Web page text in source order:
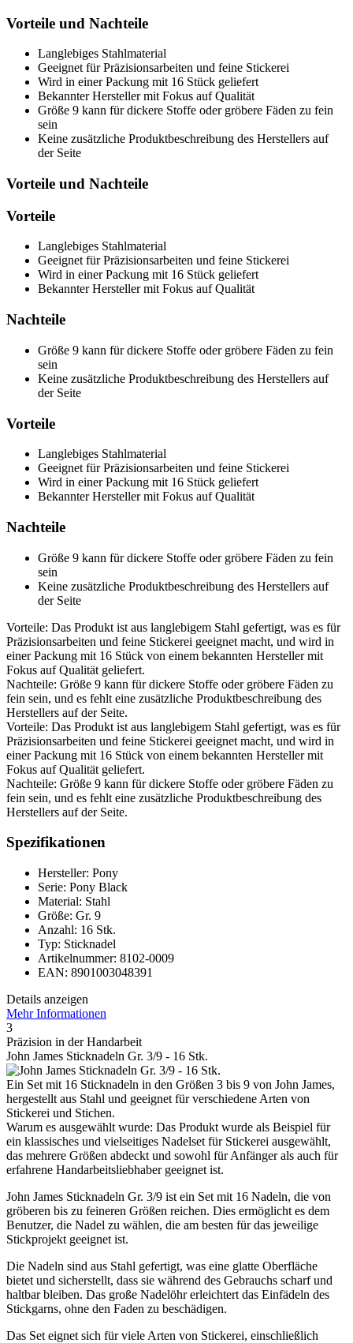
Vorteile und Nachteile
Langlebiges Stahlmaterial
Geeignet für Präzisionsarbeiten und feine Stickerei
Wird in einer Packung mit 16 Stück geliefert
Bekannter Hersteller mit Fokus auf Qualität
Größe 9 kann für dickere Stoffe oder gröbere Fäden zu fein
sein
Keine zusätzliche Produktbeschreibung des Herstellers auf
der Seite
Vorteile und Nachteile
Vorteile
Langlebiges Stahlmaterial
Geeignet für Präzisionsarbeiten und feine Stickerei
Wird in einer Packung mit 16 Stück geliefert
Bekannter Hersteller mit Fokus auf Qualität
Nachteile
Größe 9 kann für dickere Stoffe oder gröbere Fäden zu fein
sein
Keine zusätzliche Produktbeschreibung des Herstellers auf
der Seite
Vorteile
Langlebiges Stahlmaterial
Geeignet für Präzisionsarbeiten und feine Stickerei
Wird in einer Packung mit 16 Stück geliefert
Bekannter Hersteller mit Fokus auf Qualität
Nachteile
Größe 9 kann für dickere Stoffe oder gröbere Fäden zu fein
sein
Keine zusätzliche Produktbeschreibung des Herstellers auf
der Seite
Vorteile: Das Produkt ist aus langlebigem Stahl gefertigt, was es für
Präzisionsarbeiten und feine Stickerei geeignet macht, und wird in
einer Packung mit 16 Stück von einem bekannten Hersteller mit
Fokus auf Qualität geliefert.
Nachteile: Größe 9 kann für dickere Stoffe oder gröbere Fäden zu
fein sein, und es fehlt eine zusätzliche Produktbeschreibung des
Herstellers auf der Seite.
Vorteile: Das Produkt ist aus langlebigem Stahl gefertigt, was es für
Präzisionsarbeiten und feine Stickerei geeignet macht, und wird in
einer Packung mit 16 Stück von einem bekannten Hersteller mit
Fokus auf Qualität geliefert.
Nachteile: Größe 9 kann für dickere Stoffe oder gröbere Fäden zu
fein sein, und es fehlt eine zusätzliche Produktbeschreibung des
Herstellers auf der Seite.
Spezifikationen
Hersteller: Pony
Serie: Pony Black
Material: Stahl
Größe: Gr. 9
Anzahl: 16 Stk.
Typ: Sticknadel
Artikelnummer: 8102-0009
EAN: 8901003048391
Details anzeigen
Mehr Informationen
3
Präzision in der Handarbeit
John James Sticknadeln Gr. 3/9 - 16 Stk.
Ein Set mit 16 Sticknadeln in den Größen 3 bis 9 von John James,
hergestellt aus Stahl und geeignet für verschiedene Arten von
Stickerei und Stichen.
Warum es ausgewählt wurde: Das Produkt wurde als Beispiel für
ein klassisches und vielseitiges Nadelset für Stickerei ausgewählt,
das mehrere Größen abdeckt und sowohl für Anfänger als auch für
erfahrene Handarbeitsliebhaber geeignet ist.
John James Sticknadeln Gr. 3/9 ist ein Set mit 16 Nadeln, die von
gröberen bis zu feineren Größen reichen. Dies ermöglicht es dem
Benutzer, die Nadel zu wählen, die am besten für das jeweilige
Stickprojekt geeignet ist.
Die Nadeln sind aus Stahl gefertigt, was eine glatte Oberfläche
bietet und sicherstellt, dass sie während des Gebrauchs scharf und
haltbar bleiben. Das große Nadelöhr erleichtert das Einfädeln des
Stickgarns, ohne den Faden zu beschädigen.
Das Set eignet sich für viele Arten von Stickerei, einschließlich